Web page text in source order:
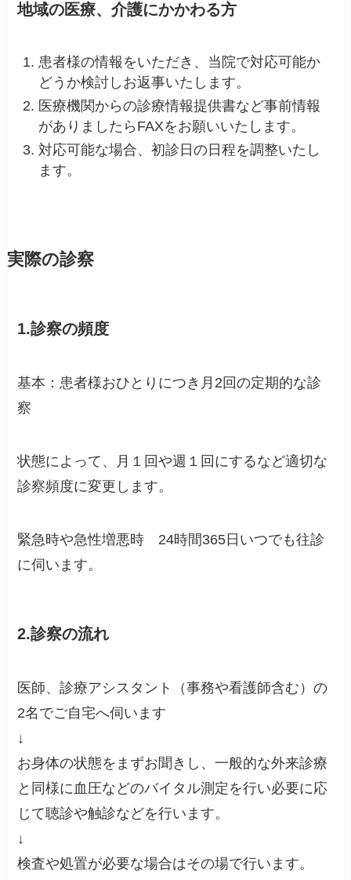
地域の医療、介護にかかわる方
患者様の情報をいただき、当院で対応可能か
どうか検討しお返事いたします。
医療機関からの診療情報提供書など事前情報
がありましたらFAXをお願いいたします。
対応可能な場合、初診日の日程を調整いたし
ます。
実際の診察
1.診察の頻度
基本：患者様おひとりにつき月2回の定期的な診
察
状態によって、月１回や週１回にするなど適切な
診察頻度に変更します。
緊急時や急性増悪時 24時間365日いつでも往診
に伺います。
2.診察の流れ
医師、診療アシスタント（事務や看護師含む）の
2名でご自宅へ伺います
↓
お身体の状態をまずお聞きし、一般的な外来診療
と同様に血圧などのバイタル測定を行い必要に応
じて聴診や触診などを行います。
↓
検査や処置が必要な場合はその場で行います。